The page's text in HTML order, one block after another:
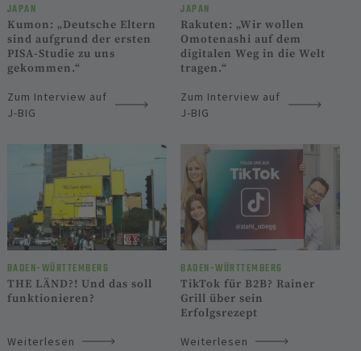
JAPAN
Kumon: „Deutsche Eltern
sind aufgrund der ersten
PISA-Studie zu uns
gekommen.“
Zum Interview auf
J-BIG
JAPAN
Rakuten: „Wir wollen
Omotenashi auf dem
digitalen Weg in die Welt
tragen.“
Zum Interview auf
J-BIG
BADEN-WÜRTTEM­BERG
THE LÄND?! Und das soll
funktionieren?
Weiterlesen
BADEN-WÜRTTEM­BERG
TikTok für B2B? Rainer
Grill über sein
Erfolgsrezept
Weiterlesen